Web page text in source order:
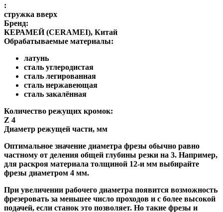
:
стружка вверх
Бренд:
КЕРАМЕЙ (CERAMEI), Китай
Обрабатываемые материалы:
латунь
сталь углеродистая
сталь легированная
сталь нержавеющая
сталь закалённая
Количество режущих кромок:
Z 4
Диаметр режущей части, мм
Оптимальное значение диаметра фрезы обычно равно
частному от деления общей глубины резки на 3. Например,
для раскроя материала толщиной 12-и мм выбирайте
фрезы диаметром 4 мм.
При увеличении рабочего диаметра появится возможность
фрезеровать за меньшее число проходов и с более высокой
подачей, если станок это позволяет. Но такие фрезы и